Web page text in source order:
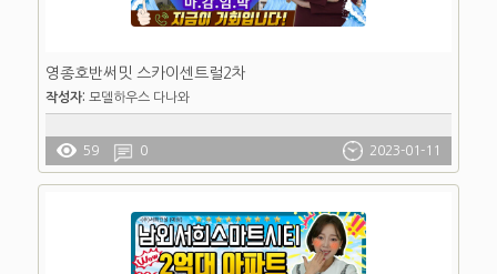
영종호반써밋 스카이센트럴2차
작성자: 모델하우스 다나와
59 0 2023-01-11